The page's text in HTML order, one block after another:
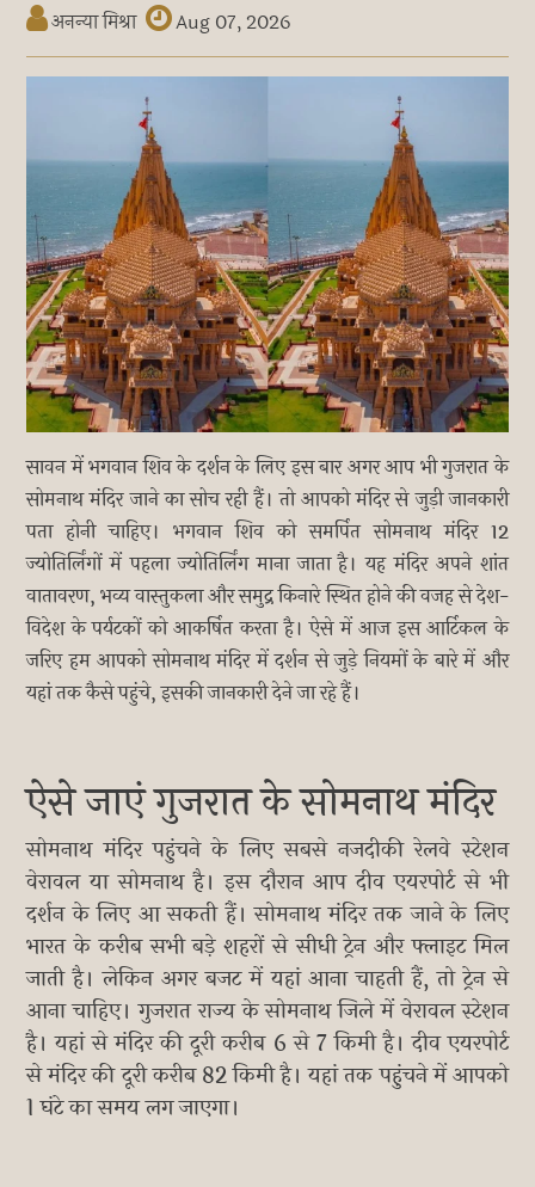
अनन्या मिश्रा Aug 07, 2026
सावन में भगवान शिव के दर्शन के लिए इस बार अगर आप भी गुजरात के
सोमनाथ मंदिर जाने का सोच रही हैं। तो आपको मंदिर से जुड़ी जानकारी
पता होनी चाहिए। भगवान शिव को समर्पित सोमनाथ मंदिर 12
ज्योतिर्लिंगों में पहला ज्योतिर्लिंग माना जाता है। यह मंदिर अपने शांत
वातावरण, भव्य वास्तुकला और समुद्र किनारे स्थित होने की वजह से देश-
विदेश के पर्यटकों को आकर्षित करता है। ऐसे में आज इस आर्टिकल के
जरिए हम आपको सोमनाथ मंदिर में दर्शन से जुड़े नियमों के बारे में और
यहां तक कैसे पहुंचे, इसकी जानकारी देने जा रहे हैं।
ऐसे जाएं गुजरात के सोमनाथ मंदिर
सोमनाथ मंदिर पहुंचने के लिए सबसे नजदीकी रेलवे स्टेशन
वेरावल या सोमनाथ है। इस दौरान आप दीव एयरपोर्ट से भी
दर्शन के लिए आ सकती हैं। सोमनाथ मंदिर तक जाने के लिए
भारत के करीब सभी बड़े शहरों से सीधी ट्रेन और फ्लाइट मिल
जाती है। लेकिन अगर बजट में यहां आना चाहती हैं, तो ट्रेन से
आना चाहिए। गुजरात राज्य के सोमनाथ जिले में वेरावल स्टेशन
है। यहां से मंदिर की दूरी करीब 6 से 7 किमी है। दीव एयरपोर्ट
से मंदिर की दूरी करीब 82 किमी है। यहां तक पहुंचने में आपको
1 घंटे का समय लग जाएगा।